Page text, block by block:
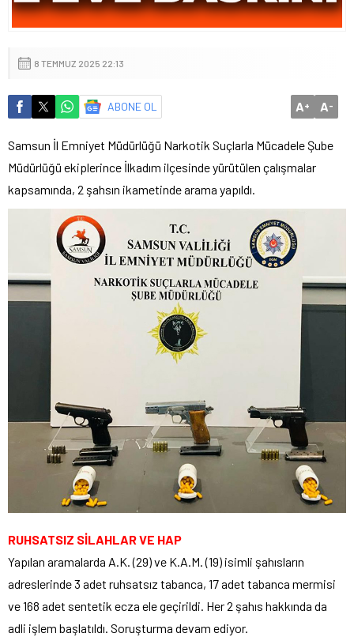
8 TEMMUZ 2025 22:13
ABONE OL A+ A-
Samsun İl Emniyet Müdürlüğü Narkotik Suçlarla Mücadele Şube
Müdürlüğü ekiplerince İlkadım ilçesinde yürütülen çalışmalar
kapsamında, 2 şahsın ikametinde arama yapıldı.
RUHSATSIZ SİLAHLAR VE HAP
Yapılan aramalarda A.K. (29) ve K.A.M. (19) isimli şahısların
adreslerinde 3 adet ruhsatsız tabanca, 17 adet tabanca mermisi
ve 168 adet sentetik ecza ele geçirildi. Her 2 şahıs hakkında da
adli işlem başlatıldı. Soruşturma devam ediyor.